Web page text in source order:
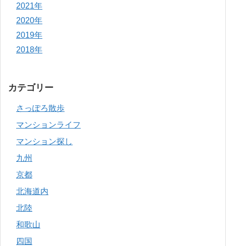
2021年
2020年
2019年
2018年
カテゴリー
さっぽろ散歩
マンションライフ
マンション探し
九州
京都
北海道内
北陸
和歌山
四国